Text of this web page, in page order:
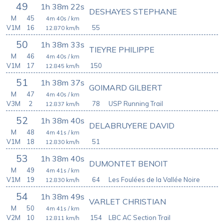
49 1h 38m 22s
55
DESHAYES STEPHANE
4m 40s / km
12.870 km/h
M
45
V1M
16
50 1h 38m 33s
150
TIEYRE PHILIPPE
4m 40s / km
12.845 km/h
M
46
V1M
17
51 1h 38m 37s
78
GOIMARD GILBERT
4m 40s / km
12.837 km/h
M
47
V3M
2 USP Running Trail
52 1h 38m 40s
51
DELABRUYERE DAVID
4m 41s / km
12.830 km/h
M
48
V1M
18
53 1h 38m 40s
64
DUMONTET BENOIT
4m 41s / km
12.830 km/h
M
49
V1M
19 Les Foulées de la Vallée Noire
54 1h 38m 49s
154
VARLET CHRISTIAN
4m 41s / km
12.811 km/h
M
50
V2M
10 LBC AC Section Trail